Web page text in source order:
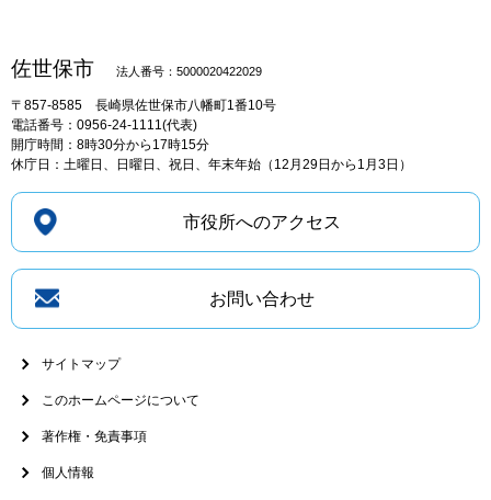
佐世保市 法人番号：5000020422029
〒857-8585 長崎県佐世保市八幡町1番10号
電話番号：0956-24-1111(代表)
開庁時間：8時30分から17時15分
休庁日：土曜日、日曜日、祝日、年末年始（12月29日から1月3日）
市役所へのアクセス
お問い合わせ
サイトマップ
このホームページについて
著作権・免責事項
個人情報